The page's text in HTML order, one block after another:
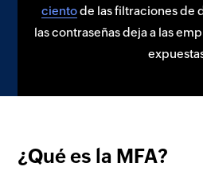
cientode las filtraciones de
las contraseñas deja a las
¿Qué es la MFA?